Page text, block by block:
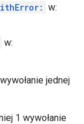
w:
w:
jednej
1 wywołanie